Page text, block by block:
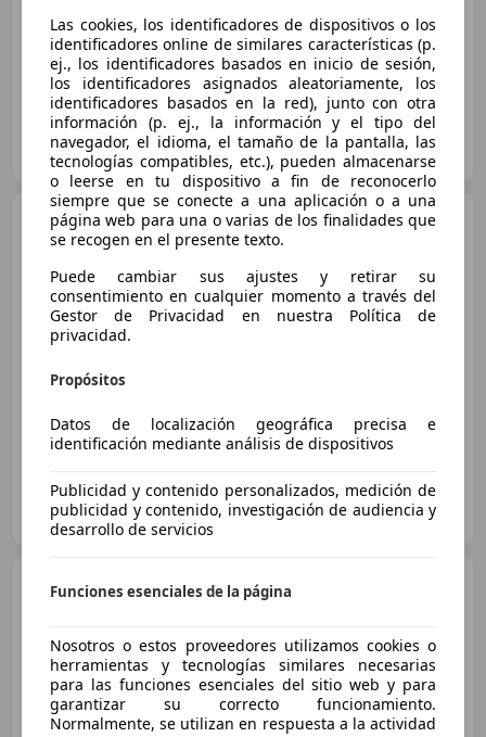
11/2016 111.208 km Diésel 110 kW (150 CV)
FLEXICAR ALICANTE.
ES-03007 ALICANTE
MINI Cooper D Aut.
€ 12.990
11/2016
GRUPO FLEXICAR VALENCIA.
ES-46980 PATERNA
MINI Cooper D
€ 15.500 1
Sin
comparación
Las cookies, los identificadores de dispositivos o los
identificadores online de similares características (p.
ej., los identificadores basados en inicio de sesión,
los identificadores asignados aleatoriamente, los
identificadores basados en la red), junto con otra
información (p. ej., la información y el tipo del
navegador, el idioma, el tamaño de la pantalla, las
tecnologías compatibles, etc.), pueden almacenarse
o leerse en tu dispositivo a fin de reconocerlo
siempre que se conecte a una aplicación o a una
página web para una o varias de los finalidades que
se recogen en el presente texto.
Puede cambiar sus ajustes y retirar su
consentimiento en cualquier momento a través del
Gestor de Privacidad en nuestra Política de
privacidad.
Propósitos
Datos de localización geográfica precisa e
identificación mediante análisis de dispositivos
Publicidad y contenido personalizados, medición de
publicidad y contenido, investigación de audiencia y
desarrollo de servicios
Funciones esenciales de la página
Nosotros o estos proveedores utilizamos cookies o
herramientas y tecnologías similares necesarias
para las funciones esenciales del sitio web y para
garantizar su correcto funcionamiento.
Normalmente, se utilizan en respuesta a la actividad